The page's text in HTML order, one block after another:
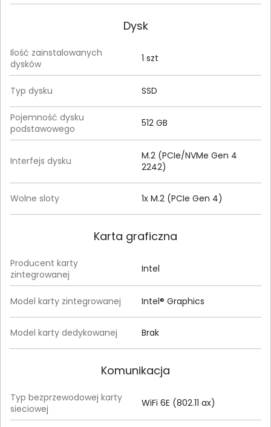
Dysk
Ilość zainstalowanych
dysków
1 szt
Typ dysku SSD
Pojemność dysku
podstawowego
512 GB
Interfejs dysku
M.2 (PCIe/NVMe Gen 4
2242)
Wolne sloty 1x M.2 (PCIe Gen 4)
Karta graficzna
Producent karty
zintegrowanej
Intel
Model karty zintegrowanej Intel® Graphics
Model karty dedykowanej Brak
Komunikacja
Typ bezprzewodowej karty
sieciowej
WiFi 6E (802.11 ax)